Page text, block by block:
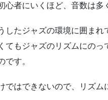
心者にいくほど、音数は多
したジャズの環境に囲ま
てもジャズのリズムにの
です。
ではできないので、リズ